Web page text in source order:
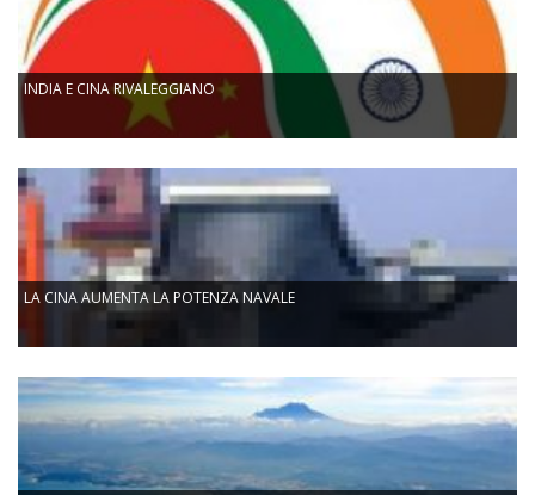
INDIA E CINA RIVALEGGIANO
LA CINA AUMENTA LA POTENZA NAVALE